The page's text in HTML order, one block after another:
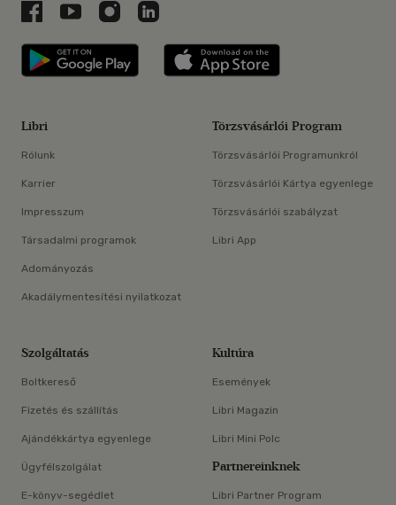
Libri a Facebookon
Libri a Youtube-on
Libri az Instagramon
Libri a LinkedInen
Libri applikáció Szerezd meg: Google
Libri
Rólunk
Karrier
Impresszum
Társadalmi programok
Adományozás
Akadálymentesítési nyilatkozat
Törzsvásárlói Program
Törzsvásárlói Programunkról
Törzsvásárlói Kártya egyenlege
Törzsvásárlói szabályzat
Libri App
Szolgáltatás
Boltkereső
Fizetés és szállítás
Ajándékkártya egyenlege
Ügyfélszolgálat
E-könyv-segédlet
Kultúra
Események
Libri Magazin
Libri Mini Polc
Partnereinknek
Libri Partner Program